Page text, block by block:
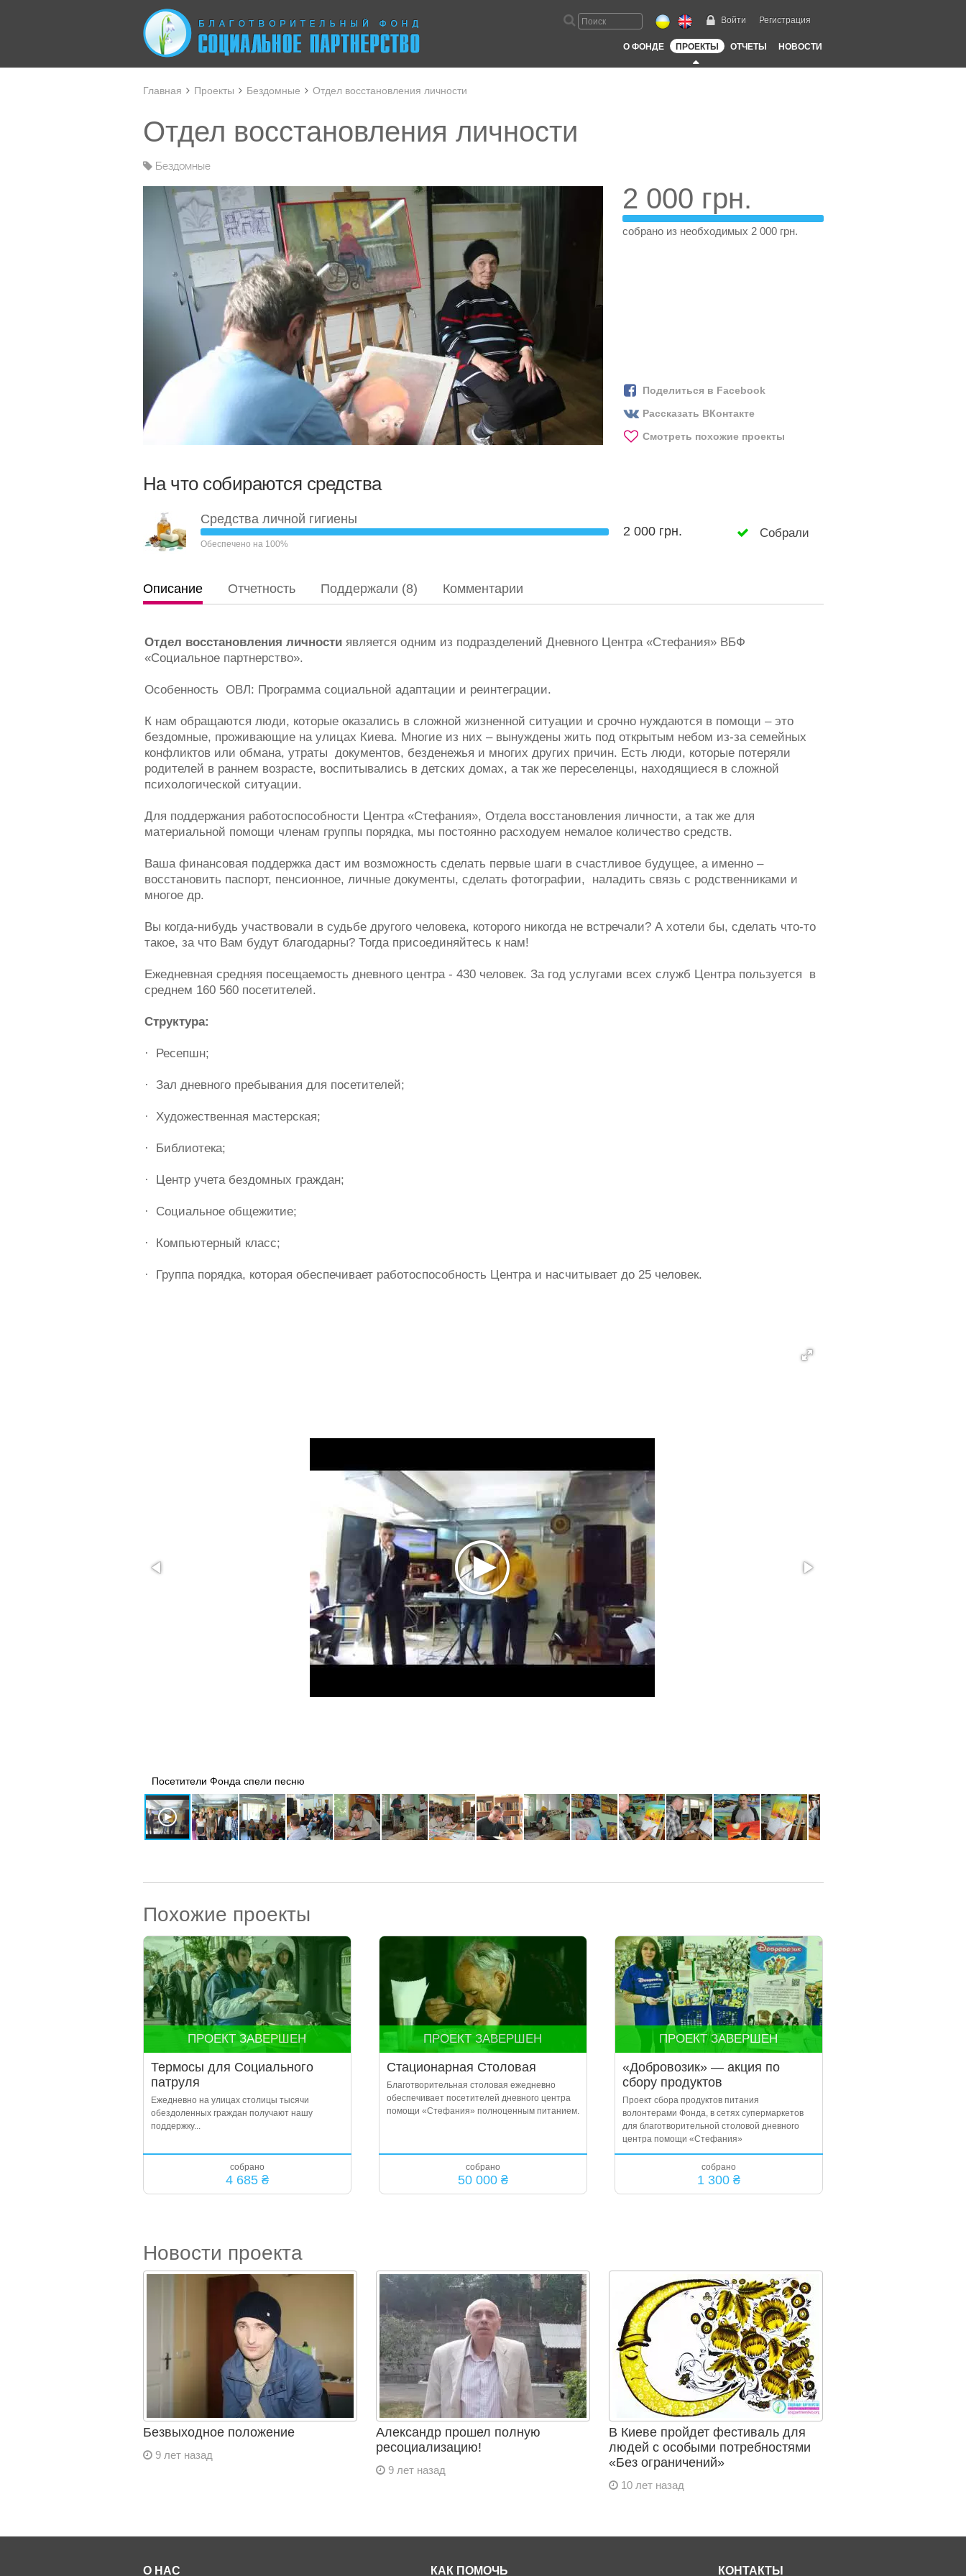
Войти Регистрация
О ФОНДЕ ПРОЕКТЫ ОТЧЕТЫ НОВОСТИ
Главная Проекты Бездомные Отдел восстановления личности
Отдел восстановления личности
Бездомные
2 000 грн.
собрано из необходимых 2 000 грн.
Поделиться в Facebook
Рассказать ВКонтакте
Смотреть похожие проекты
На что собираются средства
Средства личной гигиены
Обеспечено на 100%
2 000 грн. Собрали
Описание Отчетность Поддержали (8) Комментарии
Отдел восстановления личности является одним из подразделений Дневного Центра «Стефания» ВБФ
«Социальное партнерство».
Особенность ОВЛ: Программа социальной адаптации и реинтеграции.
К нам обращаются люди, которые оказались в сложной жизненной ситуации и срочно нуждаются в помощи – это
бездомные, проживающие на улицах Киева. Многие из них – вынуждены жить под открытым небом из-за семейных
конфликтов или обмана, утраты документов, безденежья и многих других причин. Есть люди, которые потеряли
родителей в раннем возрасте, воспитывались в детских домах, а так же переселенцы, находящиеся в сложной
психологической ситуации.
Для поддержания работоспособности Центра «Стефания», Отдела восстановления личности, а так же для
материальной помощи членам группы порядка, мы постоянно расходуем немалое количество средств.
Ваша финансовая поддержка даст им возможность сделать первые шаги в счастливое будущее, а именно –
восстановить паспорт, пенсионное, личные документы, сделать фотографии, наладить связь с родственниками и
многое др.
Вы когда-нибудь участвовали в судьбе другого человека, которого никогда не встречали? А хотели бы, сделать что-то
такое, за что Вам будут благодарны? Тогда присоединяйтесь к нам!
Ежедневная средняя посещаемость дневного центра - 430 человек. За год услугами всех служб Центра пользуется в
среднем 160 560 посетителей.
Структура:
· Ресепшн;
· Зал дневного пребывания для посетителей;
· Художественная мастерская;
· Библиотека;
· Центр учета бездомных граждан;
· Социальное общежитие;
· Компьютерный класс;
· Группа порядка, которая обеспечивает работоспособность Центра и насчитывает до 25 человек.
Посетители Фонда спели песню
Похожие проекты
ПРОЕКТ ЗАВЕРШЕН
Термосы для Социального
патруля
Ежедневно на улицах столицы тысячи
обездоленных граждан получают нашу
поддержку...
собрано
4 685 ₴
ПРОЕКТ ЗАВЕРШЕН
Стационарная Столовая
Благотворительная столовая ежедневно
обеспечивает посетителей дневного центра
помощи «Стефания» полноценным питанием.
собрано
50 000 ₴
ПРОЕКТ ЗАВЕРШЕН
«Добровозик» — акция по
сбору продуктов
Проект сбора продуктов питания
волонтерами Фонда, в сетях супермаркетов
для благотворительной столовой дневного
центра помощи «Стефания»
собрано
1 300 ₴
Новости проекта
Безвыходное положение
9 лет назад
Александр прошел полную
ресоциализацию!
9 лет назад
В Киеве пройдет фестиваль для
людей с особыми потребностями
«Без ограничений»
10 лет назад
О НАС КАК ПОМОЧЬ КОНТАКТЫ